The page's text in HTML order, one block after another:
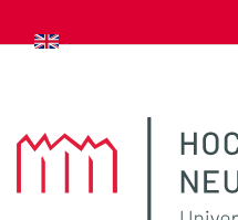
zum Inhalt springen